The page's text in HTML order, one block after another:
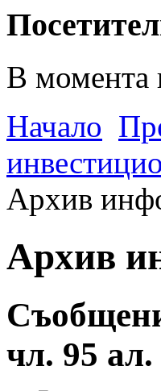
В момента
Начало
Архив
Архив
чл. 95